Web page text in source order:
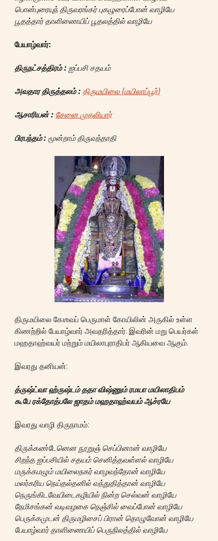
பொன்புரையுந் திருவரங்கர் புகழுரைப்போன் வாழியே
பூதத்தார் தாளிணையிப் பூதலத்தில் வாழியே
பேயாழ்வார்:
திருநட்சத்திரம்: ஐப்பசி சதயம்
அவதார திருத்தலம்: திருமயிலை(மயிலாப்பூர்)
ஆசாரியன்: சேனை முதலியார்
பிரபந்தம் : மூன்றாம் திருவந்தாதி
திருமயிலை கேஶவப் பெருமாள் கோயிலின் அருகில் உள்ள
கிணற்றில் பேயாழ்வார் அவதரித்தார். இவரின் மறு பெயர்கள்
மஹதாஹ்வயர் மற்றும் மயிலாபுராதிபர் ஆகியவை ஆகும்.
இவரது தனியன்:
த்ருஷ்ட்வா ஹ்ருஷ்டம் ததா விஷ்ணும் ரமயா மயிலாதிபம்
கூபே ரக்தோத்பலே ஜாதம் மஹதாஹ்வயம் ஆச்ரயே
இவரது வாழி திருநாமம்:
திருக்கண்டேனென நூறுஞ் செப்பினான் வாழியே
சிறந்த ஐப்பசியில் சதயம் செனித்தவள்ளல் வாழியே
மருக்கமழும் மயிலைநகர் வாழவந்தோன் வாழியே
மலர்கரிய நெய்தல்தனில் வந்துதித்தான் வாழியே
நெருங்கிடவேயிடைகழியில் நின்ற செல்வன் வாழியே
நேமிசங்கன் வடிவழகை நெஞ்சில் வைப்போன் வாழியே
பெருக்கமுடன் திருமழிசைப் பிரான் தொழுவோன் வாழியே
பேயாழ்வார் தாளிணையிப் பெருநிலத்தில் வாழியே